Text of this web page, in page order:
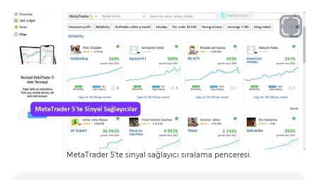
MetaTrader 5'te sinyal sağlayıcı sıralama penceresi.